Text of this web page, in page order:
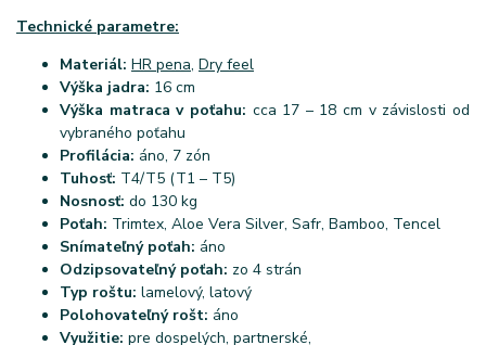
Technické parametre:
Materiál: HR pena, Dry feel
Výška jadra: 16 cm
Výška matraca v poťahu: cca 17 – 18 cm v závislosti od
vybraného poťahu
Profilácia: áno, 7 zón
Tuhosť: T4/T5 (T1 – T5)
Nosnosť: do 130 kg
Poťah: Trimtex, Aloe Vera Silver, Safr, Bamboo, Tencel
Snímateľný poťah: áno
Odzipsovateľný poťah: zo 4 strán
Typ roštu: lamelový, latový
Polohovateľný rošt: áno
Využitie: pre dospelých, partnerské,